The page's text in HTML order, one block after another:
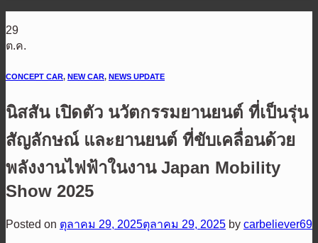
29
ต.ค.
CONCEPT CAR, NEW CAR, NEWS UPDATE
นิสสัน เปิดตัว นวัตกรรมยานยนต์ ที่เป็นรุ่น
สัญลักษณ์ และยานยนต์ ที่ขับเคลื่อนด้วย
พลังงานไฟฟ้าในงาน Japan Mobility
Show 2025
Posted on ตุลาคม 29, 2025ตุลาคม 29, 2025 by carbeliever69